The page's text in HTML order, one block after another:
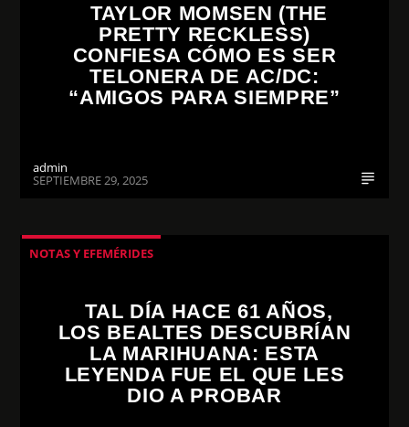
TAYLOR MOMSEN (THE
PRETTY RECKLESS)
CONFIESA CÓMO ES SER
TELONERA DE AC/DC:
“AMIGOS PARA SIEMPRE”
admin
SEPTIEMBRE 29, 2025
NOTAS Y EFEMÉRIDES
TAL DÍA HACE 61 AÑOS,
LOS BEALTES DESCUBRÍAN
LA MARIHUANA: ESTA
LEYENDA FUE EL QUE LES
DIO A PROBAR